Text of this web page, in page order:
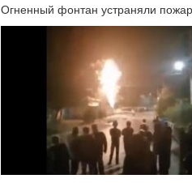
Огненный фонтан устраняли